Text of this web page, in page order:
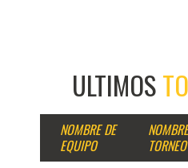
ULTIMOS
NOMBRE DE
EQUIPO
TORNEO